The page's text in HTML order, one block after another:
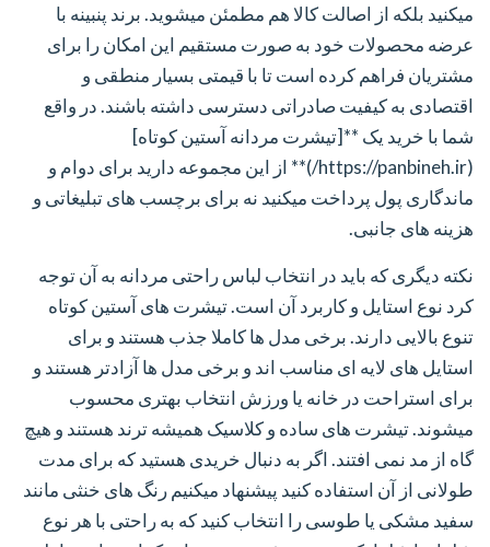
میکنید بلکه از اصالت کالا هم مطمئن میشوید. برند پنبینه با
عرضه محصولات خود به صورت مستقیم این امکان را برای
مشتریان فراهم کرده است تا با قیمتی بسیار منطقی و
اقتصادی به کیفیت صادراتی دسترسی داشته باشند. در واقع
شما با خرید یک **[تیشرت مردانه آستین کوتاه]
(https://panbineh.ir/)** از این مجموعه دارید برای دوام و
ماندگاری پول پرداخت میکنید نه برای برچسب های تبلیغاتی و
هزینه های جانبی.
نکته دیگری که باید در انتخاب لباس راحتی مردانه به آن توجه
کرد نوع استایل و کاربرد آن است. تیشرت های آستین کوتاه
تنوع بالایی دارند. برخی مدل ها کاملا جذب هستند و برای
استایل های لایه ای مناسب اند و برخی مدل ها آزادتر هستند و
برای استراحت در خانه یا ورزش انتخاب بهتری محسوب
میشوند. تیشرت های ساده و کلاسیک همیشه ترند هستند و هیچ
گاه از مد نمی افتند. اگر به دنبال خریدی هستید که برای مدت
طولانی از آن استفاده کنید پیشنهاد میکنیم رنگ های خنثی مانند
سفید مشکی یا طوسی را انتخاب کنید که به راحتی با هر نوع